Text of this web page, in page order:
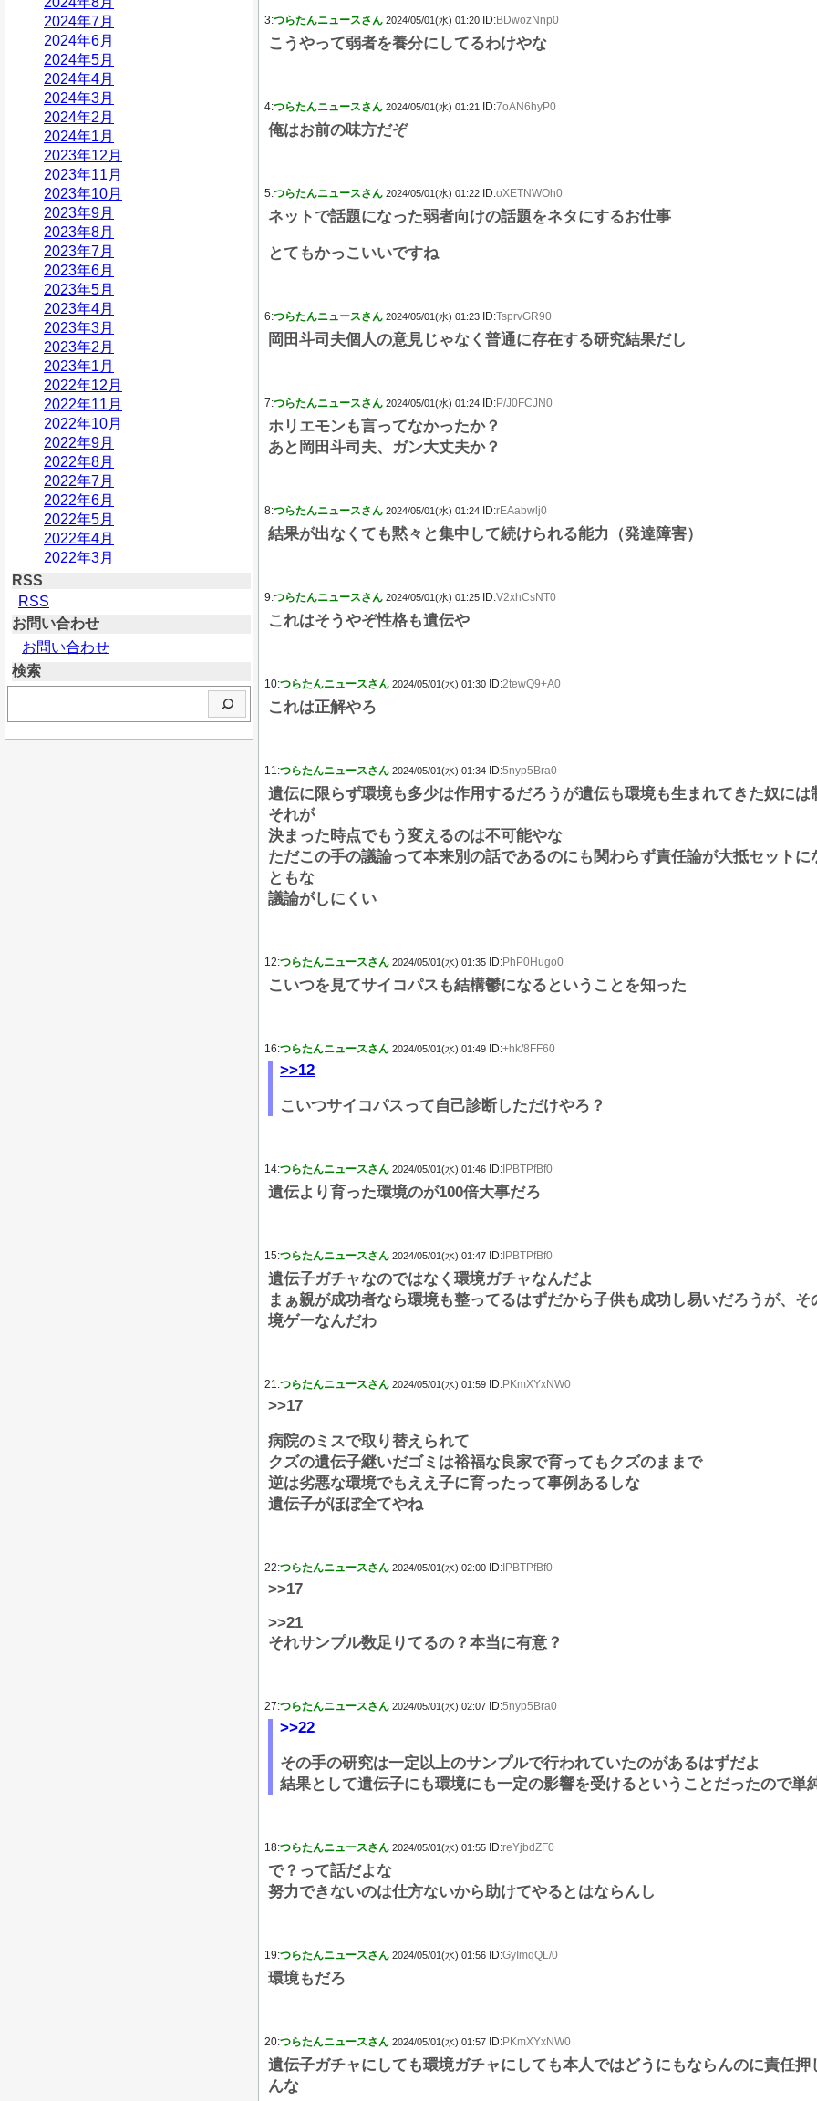
2024年7月
2024年6月
2024年5月
2024年4月
2024年3月
2024年2月
2024年1月
2023年12月
2023年11月
2023年10月
2023年9月
2023年8月
2023年7月
2023年6月
2023年5月
2023年4月
2023年3月
2023年2月
2023年1月
2022年12月
2022年11月
2022年10月
2022年9月
2022年8月
2022年7月
2022年6月
2022年5月
2022年4月
2022年3月
RSS
RSS
お問い合わせ
お問い合わせ
検索
3:つらたんニュースさん 2024/05/01(水) 01:20 ID:BDwozNnp0
こうやって弱者を養分にしてるわけやな
4:つらたんニュースさん 2024/05/01(水) 01:21 ID:7oAN6hyP0
俺はお前の味方だぞ
5:つらたんニュースさん 2024/05/01(水) 01:22 ID:oXETNWOh0
ネットで話題になった弱者向けの話題をネタにするお仕事
とてもかっこいいですね
6:つらたんニュースさん 2024/05/01(水) 01:23 ID:TsprvGR90
岡田斗司夫個人の意見じゃなく普通に存在する研究結果だし
7:つらたんニュースさん 2024/05/01(水) 01:24 ID:P/J0FCJN0
ホリエモンも言ってなかったか？
あと岡田斗司夫、ガン大丈夫か？
8:つらたんニュースさん 2024/05/01(水) 01:24 ID:rEAabwlj0
結果が出なくても黙々と集中して続けられる能力（発達障害）
9:つらたんニュースさん 2024/05/01(水) 01:25 ID:V2xhCsNT0
これはそうやぞ性格も遺伝や
10:つらたんニュースさん 2024/05/01(水) 01:30 ID:2tewQ9+A0
これは正解やろ
11:つらたんニュースさん 2024/05/01(水) 01:34 ID:5nyp5Bra0
遺伝に限らず環境も多少は作用するだろうが遺伝も環境も生まれてきた奴には
それが
決まった時点でもう変えるのは不可能やな
ただこの手の議論って本来別の話であるのにも関わらず責任論が大抵セットに
ともな
議論がしにくい
12:つらたんニュースさん 2024/05/01(水) 01:35 ID:PhP0Hugo0
こいつを見てサイコパスも結構鬱になるということを知った
16:つらたんニュースさん 2024/05/01(水) 01:49 ID:+hk/8FF60
>>12
こいつサイコパスって自己診断しただけやろ？
14:つらたんニュースさん 2024/05/01(水) 01:46 ID: IPBTPfBf0
遺伝より育った環境のが100倍大事だろ
15:つらたんニュースさん 2024/05/01(水) 01:47 ID: IPBTPfBf0
遺伝子ガチャなのではなく環境ガチャなんだよ
まぁ親が成功者なら環境も整ってるはずだから子供も成功し易いだろうが、
境ゲーなんだわ
21:つらたんニュースさん 2024/05/01(水) 01:59 ID:PKmXYxNW0
>>17
病院のミスで取り替えられて
クズの遺伝子継いだゴミは裕福な良家で育ってもクズのままで
逆は劣悪な環境でもええ子に育ったって事例あるしな
遺伝子がほぼ全てやね
22:つらたんニュースさん 2024/05/01(水) 02:00 ID: IPBTPfBf0
>>17
>>21
それサンプル数足りてるの？本当に有意？
27:つらたんニュースさん 2024/05/01(水) 02:07 ID:5nyp5Bra0
>>22
その手の研究は一定以上のサンプルで行われていたのがあるはずだよ
結果として遺伝子にも環境にも一定の影響を受けるということだったので単
18:つらたんニュースさん 2024/05/01(水) 01:55 ID:reYjbdZF0
で？って話だよな
努力できないのは仕方ないから助けてやるとはならんし
19:つらたんニュースさん 2024/05/01(水) 01:56 ID:GyImqQL/0
環境もだろ
20:つらたんニュースさん 2024/05/01(水) 01:57 ID:PKmXYxNW0
遺伝子ガチャにしても環境ガチャにしても本人ではどうにもならんのに責任
んな